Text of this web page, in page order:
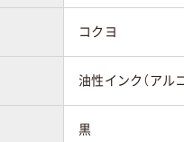
コクヨ
油性インク（アル
黒